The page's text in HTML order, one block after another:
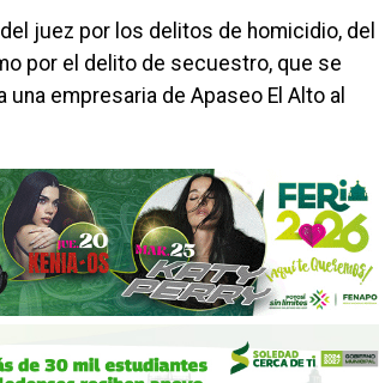
juez por los delitos de homicidio, del
por el delito de secuestro, que se
empresaria de Apaseo El Alto al